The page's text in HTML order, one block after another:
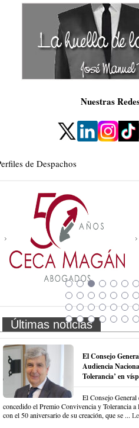
Nuestras
de Despachos
Últimas noticias
El Consejo
Audiencia
Tolerancia’ en
El Consejo General
concedido el Premio Convivencia y Tolerancia
con el 50 aniversario de su creación, que se ...